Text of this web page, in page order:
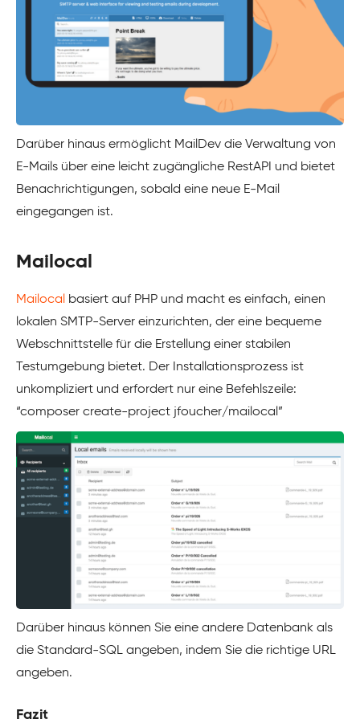
Darüber hinaus ermöglicht MailDev die Verwaltung von
E-Mails über eine leicht zugängliche RestAPI und bietet
Benachrichtigungen, sobald eine neue E-Mail
eingegangen ist.
Mailocal
Mailocal basiert auf PHP und macht es einfach, einen
lokalen SMTP-Server einzurichten, der eine bequeme
Webschnittstelle für die Erstellung einer stabilen
Testumgebung bietet. Der Installationsprozess ist
unkompliziert und erfordert nur eine Befehlszeile:
“composer create-project jfoucher/mailocal”
Darüber hinaus können Sie eine andere Datenbank als
die Standard-SQL angeben, indem Sie die richtige URL
angeben.
Fazit